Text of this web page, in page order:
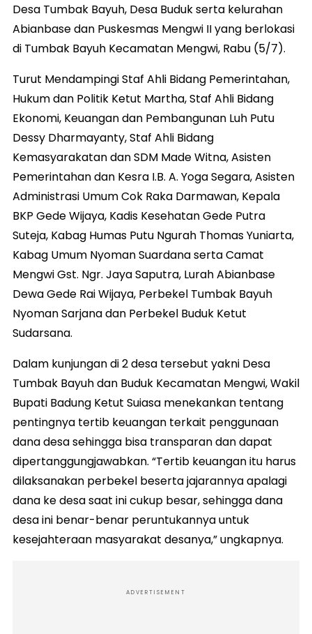
Desa Tumbak Bayuh, Desa Buduk serta kelurahan
Abianbase dan Puskesmas Mengwi II yang berlokasi
di Tumbak Bayuh Kecamatan Mengwi, Rabu (5/7).
Turut Mendampingi Staf Ahli Bidang Pemerintahan,
Hukum dan Politik Ketut Martha, Staf Ahli Bidang
Ekonomi, Keuangan dan Pembangunan Luh Putu
Dessy Dharmayanty, Staf Ahli Bidang
Kemasyarakatan dan SDM Made Witna, Asisten
Pemerintahan dan Kesra I.B. A. Yoga Segara, Asisten
Administrasi Umum Cok Raka Darmawan, Kepala
BKP Gede Wijaya, Kadis Kesehatan Gede Putra
Suteja, Kabag Humas Putu Ngurah Thomas Yuniarta,
Kabag Umum Nyoman Suardana serta Camat
Mengwi Gst. Ngr. Jaya Saputra, Lurah Abianbase
Dewa Gede Rai Wijaya, Perbekel Tumbak Bayuh
Nyoman Sarjana dan Perbekel Buduk Ketut
Sudarsana.
Dalam kunjungan di 2 desa tersebut yakni Desa
Tumbak Bayuh dan Buduk Kecamatan Mengwi, Wakil
Bupati Badung Ketut Suiasa menekankan tentang
pentingnya tertib keuangan terkait penggunaan
dana desa sehingga bisa transparan dan dapat
dipertanggungjawabkan. “Tertib keuangan itu harus
dilaksanakan perbekel beserta jajarannya apalagi
dana ke desa saat ini cukup besar, sehingga dana
desa ini benar-benar peruntukannya untuk
kesejahteraan masyarakat desanya,” ungkapnya.
ADVERTISEMENT